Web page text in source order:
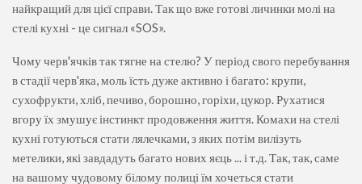
найкращий для цієї справи. Так що вже готові личинки молі на
стелі кухні - це сигнал «SOS».
Чому черв'ячків так тягне на стелю? У період свого перебування
в стадії черв'яка, моль їсть дуже активно і багато: крупи,
сухофрукти, хліб, печиво, борошно, горіхи, цукор. Рухатися
вгору їх змушує інстинкт продовження життя. Комахи на стелі
кухні готуються стати лялечками, з яких потім вилізуть
метелики, які завдадуть багато нових яєць ... і т.д. Так, так, саме
на вашому чудовому білому полиці їм хочеться стати